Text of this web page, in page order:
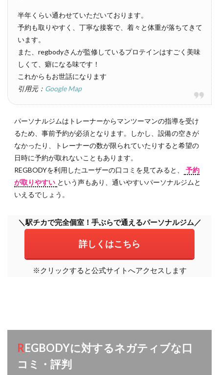
半年くらい通わせていただいております。
予約も取りやすく、丁寧な接客で、着々と体重が落ちてきて
います。
また、regbodyさんが監修しているプロテインはすごく美味
しくて、癖になる味です！
これからもお世話になります
引用元： Google Map
パーソナルジムはトレーナーからマンツーマンの指導を受け
るため、事前予約が必須となります。しかし、設備の空きが
なかったり、トレーナーの数が限られていたりすると希望の
日時に予約が取れないこともあります。
REGBODYを利用したユーザーの口コミを見てみると、
予約
が取りやすい という声もあり、通いやすいパーソナルジムと
いえるでしょう。
＼駅チカで完全個室！手ぶらで通えるパーソナルジム／
詳しくはこちら
※クリックすると公式サイトへアクセスします
REGBODYに対するネガティブな口
コミ・評判